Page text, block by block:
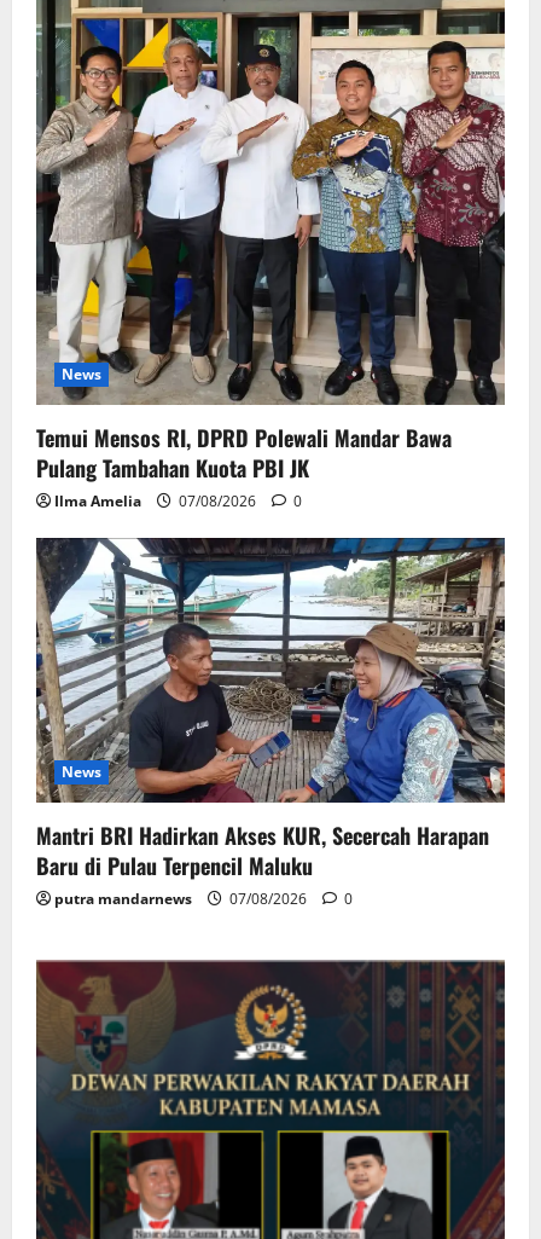
News
Temui Mensos RI, DPRD Polewali Mandar Bawa
Pulang Tambahan Kuota PBI JK
Ilma Amelia 07/08/2026 0
News
Mantri BRI Hadirkan Akses KUR, Secercah Harapan
Baru di Pulau Terpencil Maluku
putra mandarnews 07/08/2026 0